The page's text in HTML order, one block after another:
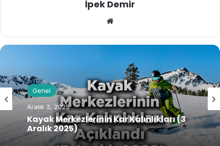
İpek Demir
sit
esi
Genel
Aralık 3, 2025
Kayak Merkezlerinin Kar Kalınlıkları (3
Aralık 2025)